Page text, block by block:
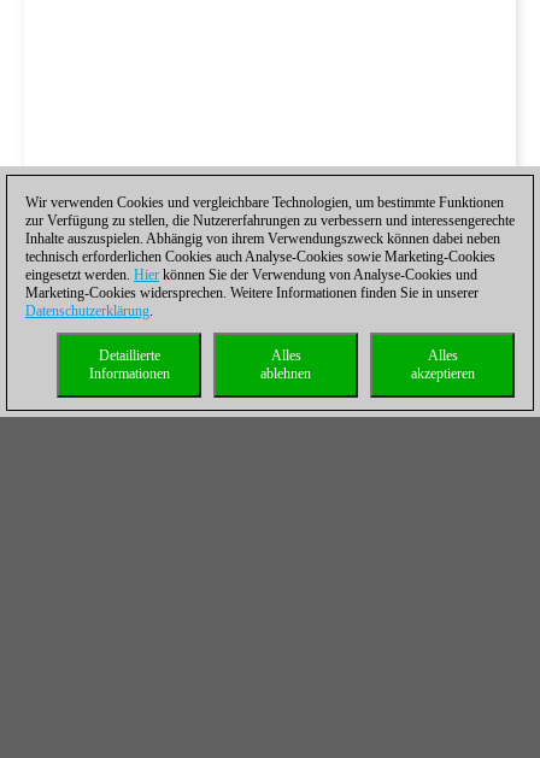
Wir verwenden Cookies und vergleichbare Technologien, um bestimmte Funktionen
zur Verfügung zu stellen, die Nutzererfahrungen zu verbessern und interessengerechte
Inhalte auszuspielen. Abhängig von ihrem Verwendungszweck können dabei neben
technisch erforderlichen Cookies auch Analyse-Cookies sowie Marketing-Cookies
eingesetzt werden. Hier können Sie der Verwendung von Analyse-Cookies und
Marketing-Cookies widersprechen. Weitere Informationen finden Sie in unserer
Datenschutzerklärung.
Alles
akzeptieren
Alles
ablehnen
Detaillierte
Informationen